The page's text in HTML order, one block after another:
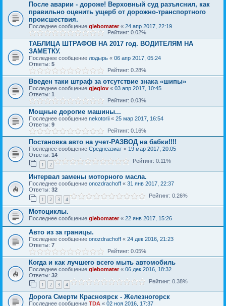
После аварии - дороже! Верховный суд разъяснил, как
правильно оценить ущерб от дорожно-транспортного
происшествия.
Последнее сообщение glebomater« 24 апр 2017, 22:19
Рейтинг: 0.02%
ТАБЛИЦА ШТРАФОВ НА 2017 год. ВОДИТЕЛЯМ НА
ЗАМЕТКУ.
Последнее сообщение лодырь « 06 апр 2017, 05:24
Ответы: 5
Рейтинг: 0.28%
Введен таки штраф за отсутствие знака «шипы»
Последнее сообщение gjeglov « 03 апр 2017, 10:45
Ответы: 1
Рейтинг: 0.03%
Мощные дорогие машины...
Последнее сообщение nekotorii « 25 мар 2017, 16:54
Ответы: 9
Рейтинг: 0.16%
Постановка авто на учет-РАЗВОД на бабки!!!!
Последнее сообщение Среднеазиат « 19 мар 2017, 20:05
Ответы: 14
1 2
Рейтинг: 0.11%
Интервал замены моторного масла.
Последнее сообщение onozdrachoff « 31 янв 2017, 22:37
Ответы: 32
1 2 3 4
Рейтинг: 0.26%
Мотоциклы.
Последнее сообщение glebomater« 22 янв 2017, 15:26
Авто из за границы.
Последнее сообщение onozdrachoff « 24 дек 2016, 21:23
Ответы: 7
Рейтинг: 0.05%
Когда и как лучшего всего мыть автомобиль
Последнее сообщение glebomater« 06 дек 2016, 18:32
Ответы: 32
1 2 3 4
Рейтинг: 0.38%
Дорога Смерти Красноярск - Железногорск
Последнее сообщение TDA « 02 ноя 2016, 17:37